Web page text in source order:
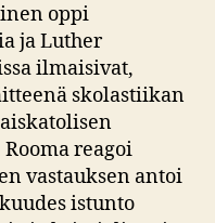
oppi
ja Luther
ilmaisivat,
skolastiikan
reagoi
vastauksen antoi
istunto